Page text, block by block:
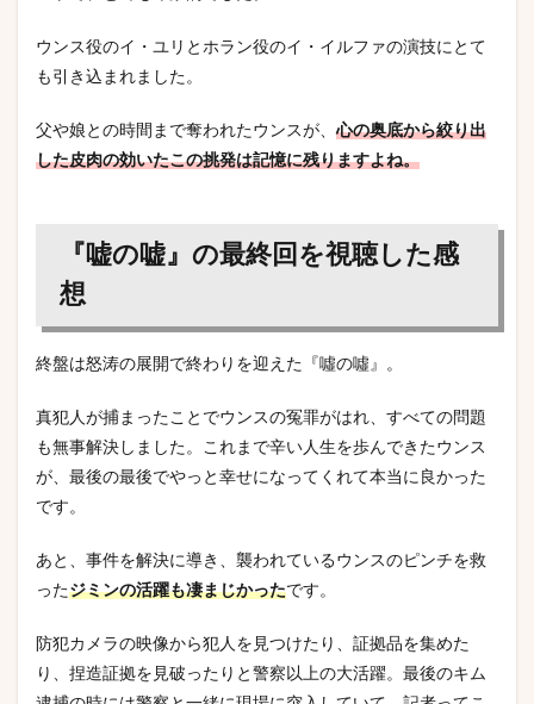
ウンス役のイ・ユリとホラン役のイ・イルファの演技にとて
も引き込まれました。
父や娘との時間まで奪われたウンスが、 心の奥底から絞り出
した皮肉の効いたこの挑発は記憶に残りますよね。
『嘘の嘘』の最終回を視聴した感
想
終盤は怒涛の展開で終わりを迎えた『噓の噓』。
真犯人が捕まったことでウンスの冤罪がはれ、すべての問題
も無事解決しました。これまで辛い人生を歩んできたウンス
が、最後の最後でやっと幸せになってくれて本当に良かった
です。
あと、事件を解決に導き、襲われているウンスのピンチを救
ったジミンの活躍も凄まじかったです。
防犯カメラの映像から犯人を見つけたり、証拠品を集めた
り、捏造証拠を見破ったりと警察以上の大活躍。最後のキム